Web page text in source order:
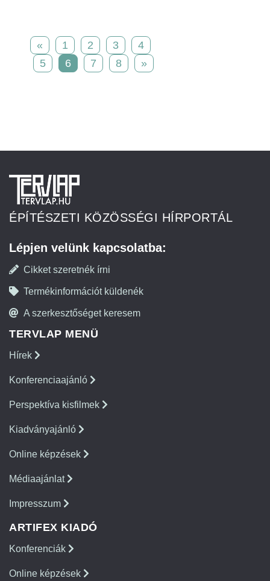
« 1 2 3
4
5
6 7 8 »
ÉPÍTÉSZETI KÖZÖSSÉGI HÍRPORTÁL
Lépjen velünk kapcsolatba:
Cikket szeretnék írni
Termékinformációt küldenék
A szerkesztőséget keresem
TERVLAP MENÜ
Hírek
Konferenciaajánló
Perspektíva kisfilmek
Kiadványajánló
Online képzések
Médiaajánlat
Impresszum
ARTIFEX KIADÓ
Konferenciák
Online képzések